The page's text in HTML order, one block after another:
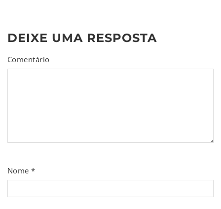
DEIXE UMA RESPOSTA
Comentário
Nome*